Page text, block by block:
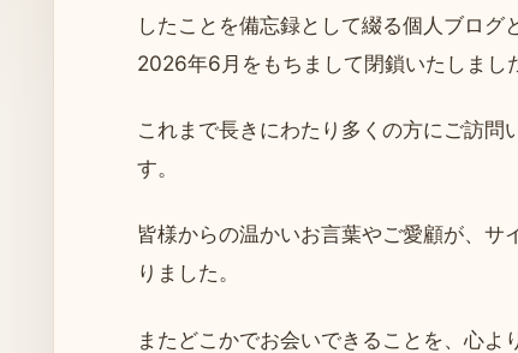
したことを備忘録として綴る個人ブログ
2026年6月をもちまして閉鎖いたしまし
これまで長きにわたり多くの方にご訪問
す。
皆様からの温かいお言葉やご愛顧が、サ
りました。
またどこかでお会いできることを、心よ